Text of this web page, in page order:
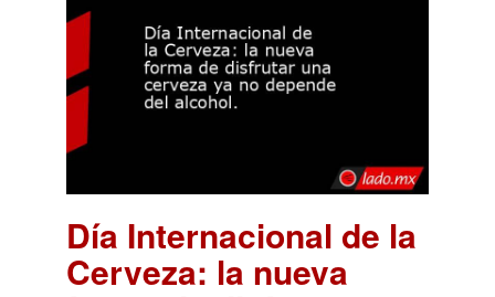
Día Internacional de la
Cerveza: la nueva